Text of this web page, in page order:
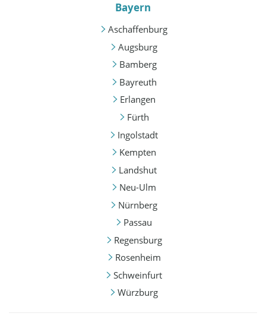
Bayern
Aschaffenburg
Augsburg
Bamberg
Bayreuth
Erlangen
Fürth
Ingolstadt
Kempten
Landshut
Neu-Ulm
Nürnberg
Passau
Regensburg
Rosenheim
Schweinfurt
Würzburg